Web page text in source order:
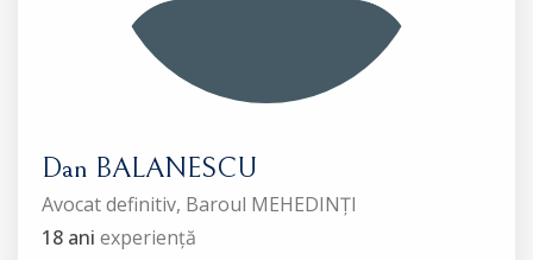
Dan BALANESCU
Avocat definitiv, Baroul MEHEDINȚI
18 ani experiență